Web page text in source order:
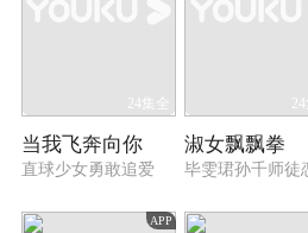
24集全
当我飞奔向你
直球少女勇敢追爱
淑女飘飘拳
毕雯珺孙千师徒
APP